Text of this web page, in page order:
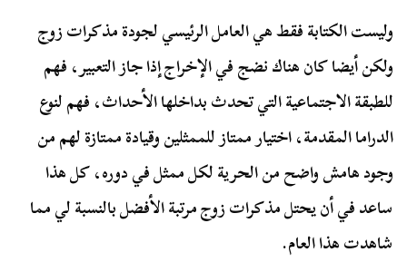
وليست الكتابة فقط هي العامل الرئيسي لجودة مذكرات زوج
ولكن أيضا كان هناك نضج في الإخراج إذا جاز التعبير، فهم
للطبقة الاجتماعية التي تحدث بداخلها الأحداث، فهم لنوع
الدراما المقدمة، اختيار ممتاز للممثلين وقيادة ممتازة لهم من
وجود هامش واضح من الحرية لكل ممثل في دوره، كل هذا
ساعد في أن يحتل مذكرات زوج مرتبة الأفضل بالنسبة لي مما
شاهدت هذا العام.